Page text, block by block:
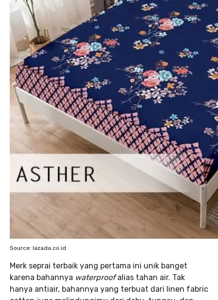
Source: lazada.co.id
Merk seprai terbaik yang pertama ini unik banget
karena bahannya waterproofalias tahan air. Tak
hanya antiair, bahannya yang terbuat dari linen fabric